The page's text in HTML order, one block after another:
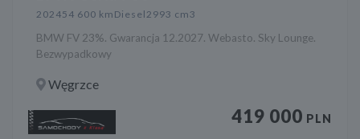
202454 600 km Diesel2993 cm3
BMW FV 23%. Gwarancja 12.2027. Webasto. Sky Lounge.
Bezwypadkowy
Węgrzce
419 000 PLN